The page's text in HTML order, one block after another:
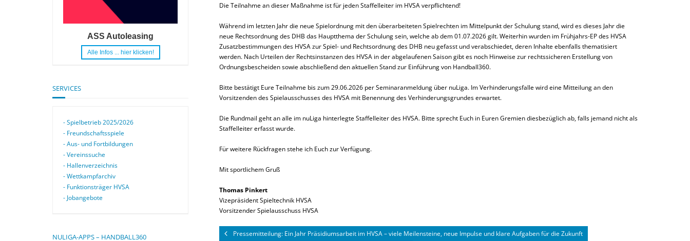
Die Teilnahme an dieser Maßnahme ist für jeden Staffelleiter im HVSA verpflichtend!
Während im letzten Jahr die neue Spielordnung mit den überarbeiteten Spielrechten im Mittelpunkt der Schulung stand, wird es dieses Jahr die
neue Rechtsordnung des DHB das Hauptthema der Schulung sein, welche ab dem 01.07.2026 gilt. Weiterhin wurden im Frühjahrs-EP des HVSA
Zusatzbestimmungen des HVSA zur Spiel- und Rechtsordnung des DHB neu gefasst und verabschiedet, deren Inhalte ebenfalls thematisiert
werden. Nach Urteilen der Rechtsinstanzen des HVSA in der abgelaufenen Saison gibt es noch Hinweise zur rechtssicheren Erstellung von
Ordnungsbescheiden sowie abschließend den aktuellen Stand zur Einführung von Handball360.
Bitte bestätigt Eure Teilnahme bis zum 29.06.2026 per Seminaranmeldung über nuLiga. Im Verhinderungsfalle wird eine Mitteilung an den
Vorsitzenden des Spielausschusses des HVSA mit Benennung des Verhinderungsgrundes erwartet.
Die Rundmail geht an alle im nuLiga hinterlegte Staffelleiter des HVSA. Bitte sprecht Euch in Euren Gremien diesbezüglich ab, falls jemand nicht als
Staffelleiter erfasst wurde.
Für weitere Rückfragen stehe ich Euch zur Verfügung.
Mit sportlichem Gruß
Thomas Pinkert
Vizepräsident Spieltechnik HVSA
Vorsitzender Spielausschuss HVSA
Pressemitteilung: Ein Jahr Präsidiumsarbeit im HVSA – viele Meilensteine, neue Impulse und klare Aufgaben für die Zukunft
ASS Autoleasing
Alle Infos ... hier klicken!
SERVICES
- Spielbetrieb 2025/2026
- Freundschaftsspiele
- Aus- und Fortbildungen
- Vereinssuche
- Hallenverzeichnis
- Wettkampfarchiv
- Funktionsträger HVSA
- Jobangebote
NULIGA-APPS – HANDBALL360